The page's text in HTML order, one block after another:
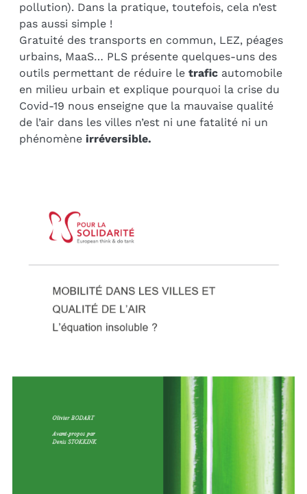
pollution). Dans la pratique, toutefois, cela n’est
pas aussi simple !
Gratuité des transports en commun, LEZ, péages
urbains, MaaS… PLS présente quelques-uns des
outils permettant de réduire le traficautomobile
en milieu urbain et explique pourquoi la crise du
Covid-19 nous enseigne que la mauvaise qualité
de l’air dans les villes n’est ni une fatalité ni un
phénomèneirréversible.